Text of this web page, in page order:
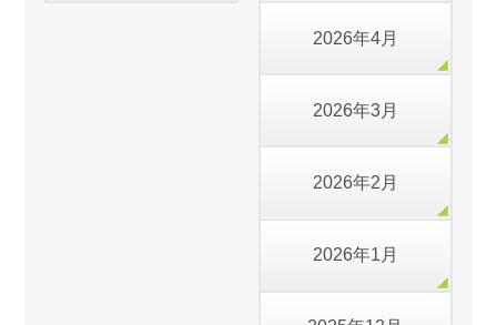
2026年4月
2026年3月
2026年2月
2026年1月